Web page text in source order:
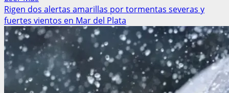
más
acerca
de
Sindicato
de
Comercio
se
declaró
Rigen dos alertas amarillas por tormentas severas y
fuertes vientos en Mar del Plata